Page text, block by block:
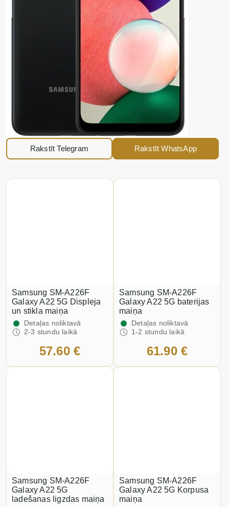
Rakstīt Telegram Rakstīt WhatsApp
Samsung SM-A226F
Galaxy A22 5G Displeja
un stikla maiņa
Detaļas noliktavā
2-3 stundu laikā
57.60 €
Samsung SM-A226F
Galaxy A22 5G baterijas
maiņa
Detaļas noliktavā
1-2 stundu laikā
61.90 €
Samsung SM-A226F
Galaxy A22 5G
ladešanas ligzdas maiņa
Samsung SM-A226F
Galaxy A22 5G Korpusa
maiņa